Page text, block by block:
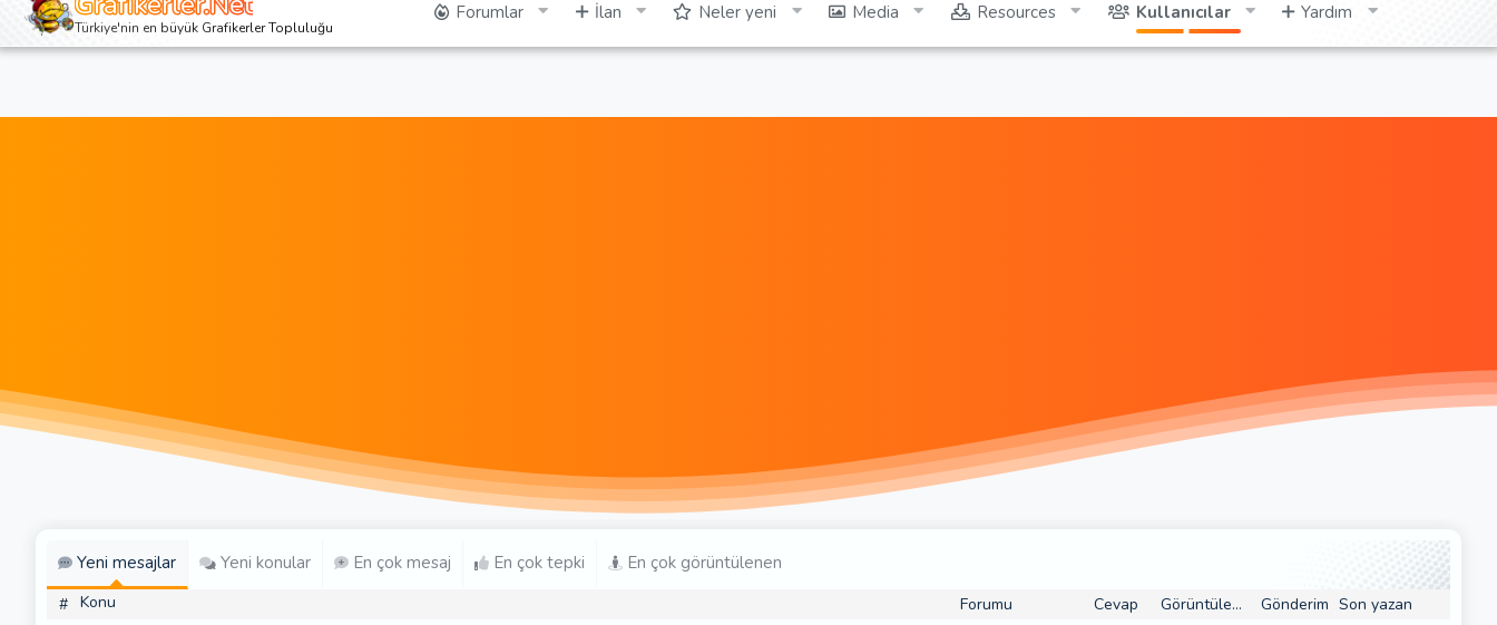
Giriş yap Kayıt ol
Türkiye'nin en büyük Grafikerler Topluluğu
Forumlar İlan Neler yeni Media Resources Kullanıcılar Yardım
Yeni mesajlar Yeni konular En çok mesaj En çok tepki En çok görüntülenen
# Konu Forumu Cevap Görüntüleme Gönderim Son yazan